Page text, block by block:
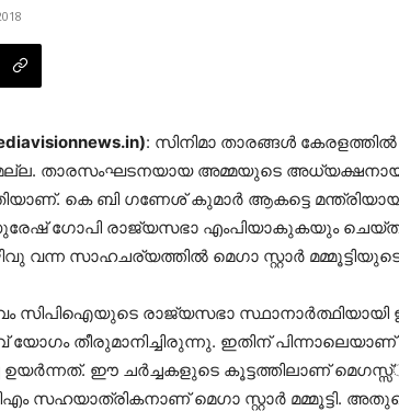
: സിനിമാ താരങ്ങള്‍
താരസംഘടനയായ അമ്മയുടെ അധ്യക്ഷനായ
കെ ബി ഗണേശ് കുമാര്‍ ആകട്ടെ
ഗോപി രാജ്യസഭാ എംപിയാകുകയും
വന്ന സാഹചര്യത്തില്‍ മെഗാ സ്റ്റാര്‍
സിപിഐയുടെ രാജ്യസഭാ
തീരുമാനിച്ചിരുന്നു. ഇതിന് പിന്നാലെയാണ്
ഈ ചര്‍ച്ചകളുടെ കൂട്ടത്തിലാണ്
സഹയാത്രികനാണ് മെഗാ സ്റ്റാര്‍ മമ്മൂട്ടി.